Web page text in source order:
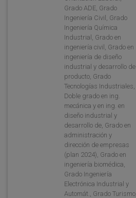
Grado ADE, Grado
Ingeniería Civil, Grado
Ingeniería Química
Industrial, Grado en
ingeniería civil, Grado en
ingeniería de diseño
industrial y desarrollo de
producto, Grado
Tecnologías Industriales,
Doble grado en ing.
mecánica y en ing. en
diseño industrial y
desarrollo de, Grado en
administración y
dirección de empresas
(plan 2024), Grado en
ingeniería biomédica,
Grado Ingeniería
Electrónica Industrial y
Automát., Grado Turismo,